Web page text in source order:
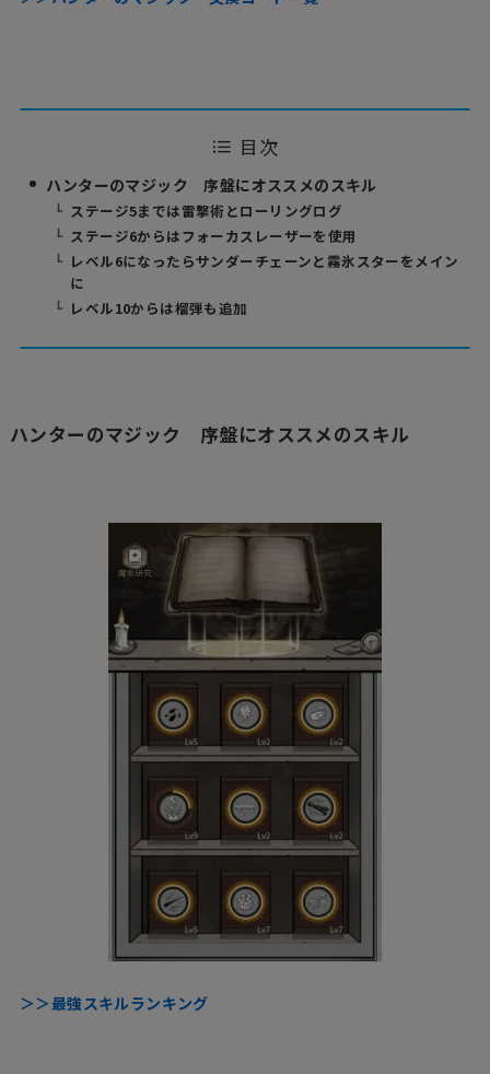
目次
ハンターのマジック 序盤にオススメのスキル
ステージ5までは雷撃術とローリングログ
ステージ6からはフォーカスレーザーを使用
レベル6になったらサンダーチェーンと霧氷スターをメイン
に
レベル10からは榴弾も追加
ハンターのマジック 序盤にオススメのスキル
＞＞最強スキルランキング